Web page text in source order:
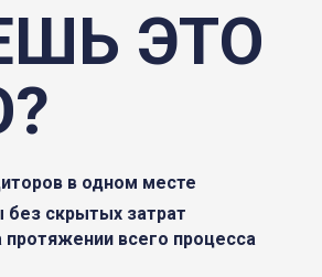
ЭТО
в одном месте
скрытых затрат
всего процесса